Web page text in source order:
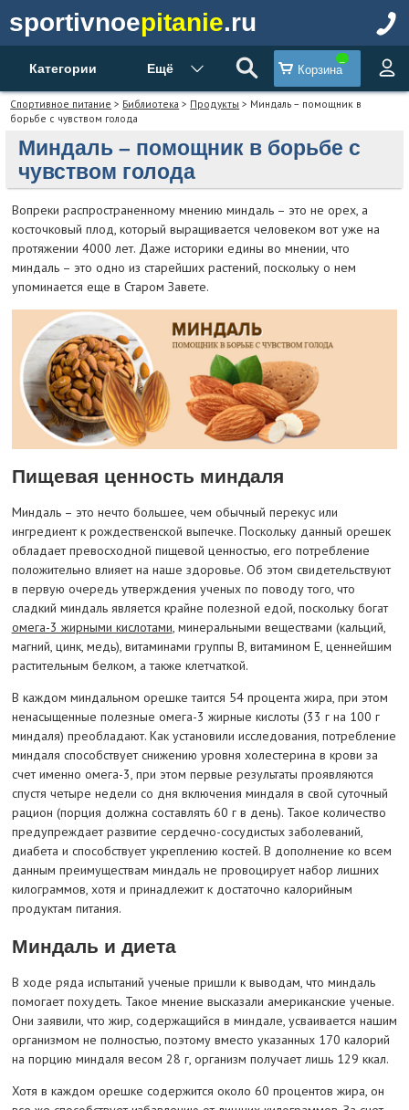
sportivnoepitanie.ru
Категории Ещё Корзина
Спортивное питание > Библиотека > Продукты > Миндаль – помощник в
борьбе с чувством голода
Миндаль – помощник в борьбе с
чувством голода
Вопреки распространенному мнению миндаль – это не орех, а
косточковый плод, который выращивается человеком вот уже на
протяжении 4000 лет. Даже историки едины во мнении, что
миндаль – это одно из старейших растений, поскольку о нем
упоминается еще в Старом Завете.
Пищевая ценность миндаля
Миндаль – это нечто большее, чем обычный перекус или
ингредиент к рождественской выпечке. Поскольку данный орешек
обладает превосходной пищевой ценностью, его потребление
положительно влияет на наше здоровье. Об этом свидетельствуют
в первую очередь утверждения ученых по поводу того, что
сладкий миндаль является крайне полезной едой, поскольку богат
омега-3 жирными кислотами, минеральными веществами (кальций,
магний, цинк, медь), витаминами группы B, витамином E, ценнейшим
растительным белком, а также клетчаткой.
В каждом миндальном орешке таится 54 процента жира, при этом
ненасыщенные полезные омега-3 жирные кислоты (33 г на 100 г
миндаля) преобладают. Как установили исследования, потребление
миндаля способствует снижению уровня холестерина в крови за
счет именно омега-3, при этом первые результаты проявляются
спустя четыре недели со дня включения миндаля в свой суточный
рацион (порция должна составлять 60 г в день). Такое количество
предупреждает развитие сердечно-сосудистых заболеваний,
диабета и способствует укреплению костей. В дополнение ко всем
данным преимуществам миндаль не провоцирует набор лишних
килограммов, хотя и принадлежит к достаточно калорийным
продуктам питания.
Миндаль и диета
В ходе ряда испытаний ученые пришли к выводам, что миндаль
помогает похудеть. Такое мнение высказали американские ученые.
Они заявили, что жир, содержащийся в миндале, усваивается нашим
организмом не полностью, поэтому вместо указанных 170 калорий
на порцию миндаля весом 28 г, организм получает лишь 129 ккал.
Хотя в каждом орешке содержится около 60 процентов жира, он